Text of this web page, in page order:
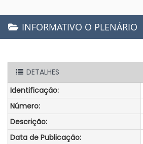
INFORMATIVO O PLENÁRIO
DETALHES
Identificação:
Número:
Descrição:
Data de Publicação: